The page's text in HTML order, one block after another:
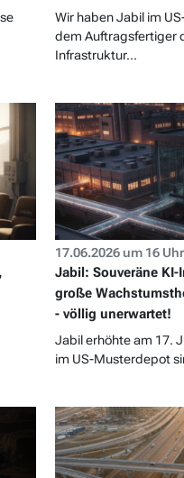
Wir haben Jabil im
dem Auftragsfertiger
Infrastruktur...
17.06.2026 um 16 Uhr
Jabil: Souveräne
große
- völlig unerwartet!
Jabil erhöhte am 17.
im US-Musterdepot